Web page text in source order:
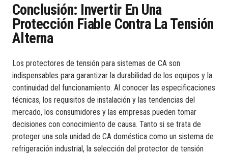
Conclusión: Invertir En Una
Protección Fiable Contra La Tensión
Alterna
Los protectores de tensión para sistemas de CA son
indispensables para garantizar la durabilidad de los equipos y la
continuidad del funcionamiento. Al conocer las especificaciones
técnicas, los requisitos de instalación y las tendencias del
mercado, los consumidores y las empresas pueden tomar
decisiones con conocimiento de causa. Tanto si se trata de
proteger una sola unidad de CA doméstica como un sistema de
refrigeración industrial, la selección del protector de tensión